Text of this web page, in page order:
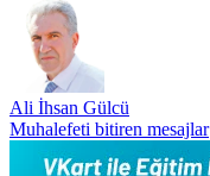
Ali İhsan Gülcü
Muhalefeti bitiren mesajlar